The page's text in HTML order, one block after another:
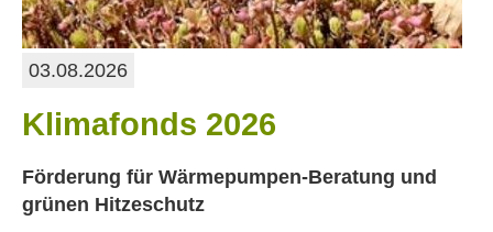
03.08.2026
Klimafonds 2026
Förderung für Wärmepumpen-Beratung und
grünen Hitzeschutz